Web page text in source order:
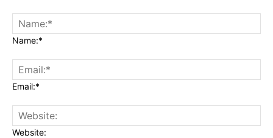
Name:*
Email:*
Website: